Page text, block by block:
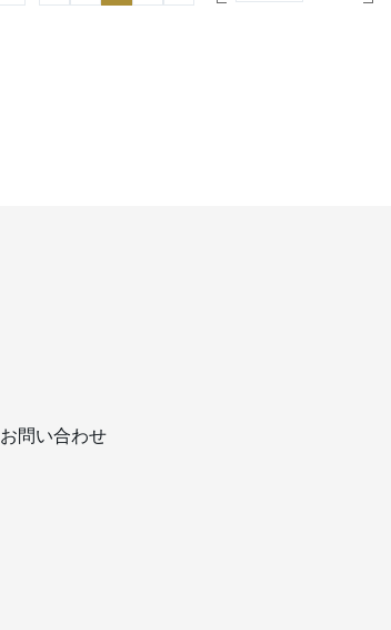
お問い合わせ